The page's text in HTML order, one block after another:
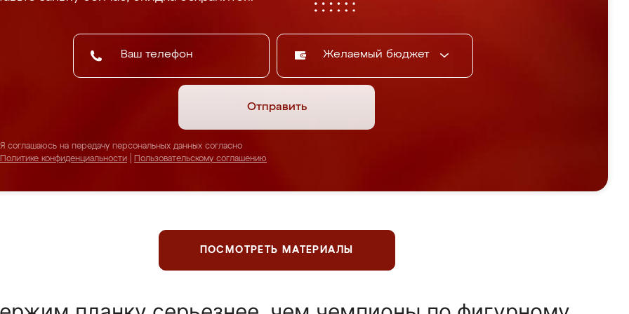
Желаемый бюджет
Отправить
Я соглашаюсь на передачу персональных данных согласно
Политике конфиденциальности
Пользовательскому соглашению
ПОСМОТРЕТЬ МАТЕРИАЛЫ